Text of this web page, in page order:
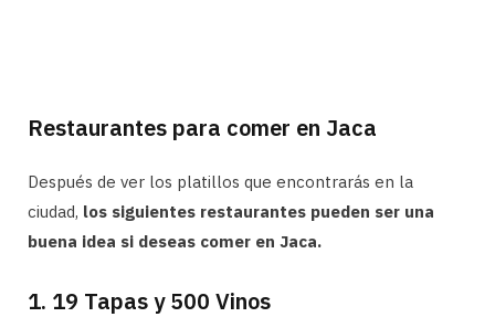
Restaurantes para comer en Jaca
Después de ver los platillos que encontrarás en la
ciudad, los siguientes restaurantes pueden ser una
buena idea si deseas comer en Jaca.
1. 19 Tapas y 500 Vinos